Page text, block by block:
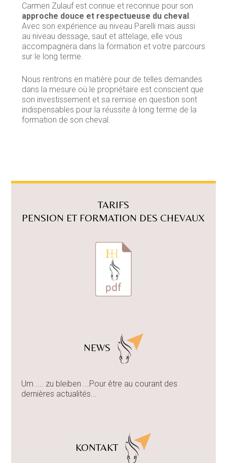
Carmen Zulauf est connue et reconnue pour son
approche douce et respectueuse du cheval.
Avec son expérience au niveau Parelli mais aussi
au niveau dessage, saut et attelage, elle vous
accompagnera dans la formation et votre parcours
sur le long terme.
Nous rentrons en matière pour de telles demandes
dans la mesure où le propriétaire est conscient que
son investissement et sa remise en question sont
indispensables pour la réussite à long terme de la
formation de son cheval.
TARIFS
PENSION ET FORMATION DES CHEVAUX
NEWS
Um .... zu bleiben ...Pour être au courant des
dernières actualités...
KONTAKT